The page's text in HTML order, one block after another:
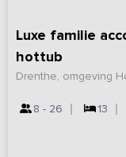
Luxe familie
hottub
Drenthe, omgeving
8 - 26 13